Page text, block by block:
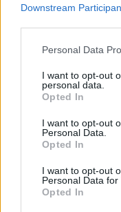
Downstream
Personal Data
I want to opt-out
personal data.
Opted In
I want to opt-out
Personal Data.
Opted In
I want to opt-out
Personal Data for
Opted In
Kriminalai
Muitininkai ties
sulaikė nelegalių
siuntą: rasta 2,4 mln.
vertės cigarečių